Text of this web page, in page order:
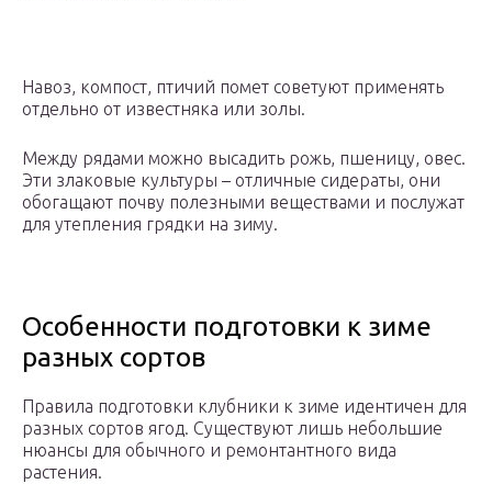
Навоз, компост, птичий помет советуют применять
отдельно от известняка или золы.
Между рядами можно высадить рожь, пшеницу, овес.
Эти злаковые культуры – отличные сидераты, они
обогащают почву полезными веществами и послужат
для утепления грядки на зиму.
Особенности подготовки к зиме
разных сортов
Правила подготовки клубники к зиме идентичен для
разных сортов ягод. Существуют лишь небольшие
нюансы для обычного и ремонтантного вида
растения.